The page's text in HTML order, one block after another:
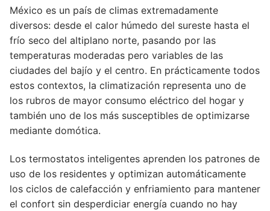
México es un país de climas extremadamente
diversos: desde el calor húmedo del sureste hasta el
frío seco del altiplano norte, pasando por las
temperaturas moderadas pero variables de las
ciudades del bajío y el centro. En prácticamente todos
estos contextos, la climatización representa uno de
los rubros de mayor consumo eléctrico del hogar y
también uno de los más susceptibles de optimizarse
mediante domótica.
Los termostatos inteligentes aprenden los patrones de
uso de los residentes y optimizan automáticamente
los ciclos de calefacción y enfriamiento para mantener
el confort sin desperdiciar energía cuando no hay